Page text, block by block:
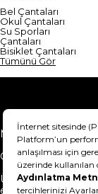
Bel Çantaları
Okul Çantaları
Su Sporları
Çantaları
Bisiklet Çantaları
Tümünü Gör
Mesafeli Satış
Gizlilik Sözleşmesi
Ürünümü nasıl iade
edebilirim?